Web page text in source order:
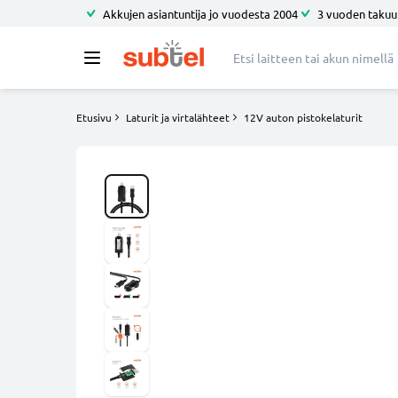
Akkujen asiantuntija jo vuodesta 2004 3 vuoden takuu
Etusivu Laturit ja virtalähteet 12V auton pistokelaturit